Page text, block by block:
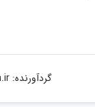
گردآورنده: